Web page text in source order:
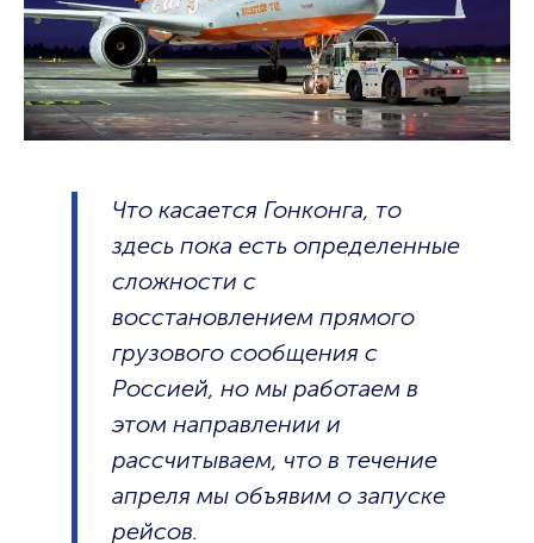
Что касается Гонконга, то
здесь пока есть определенные
сложности с
восстановлением прямого
грузового сообщения с
Россией, но мы работаем в
этом направлении и
рассчитываем, что в течение
апреля мы объявим о запуске
рейсов.